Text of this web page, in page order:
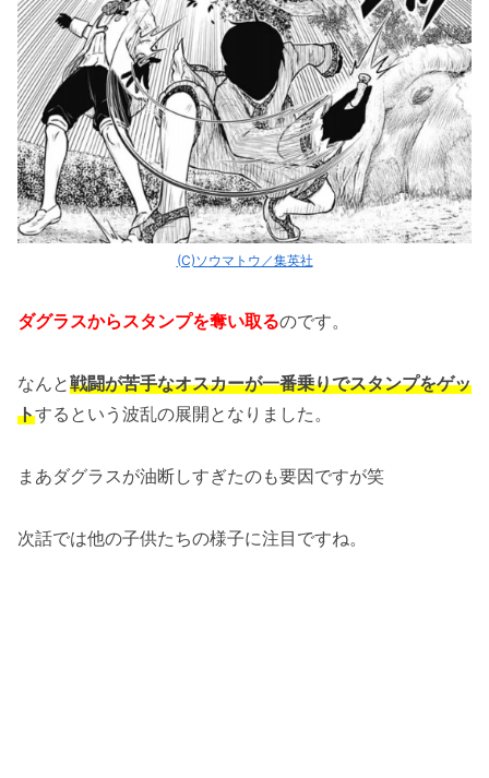
(C)ソウマトウ／集英社
ダグラスからスタンプを奪い取るのです。
なんと戦闘が苦手なオスカーが一番乗りでスタンプをゲッ
トするという波乱の展開となりました。
まあダグラスが油断しすぎたのも要因ですが笑
次話では他の子供たちの様子に注目ですね。